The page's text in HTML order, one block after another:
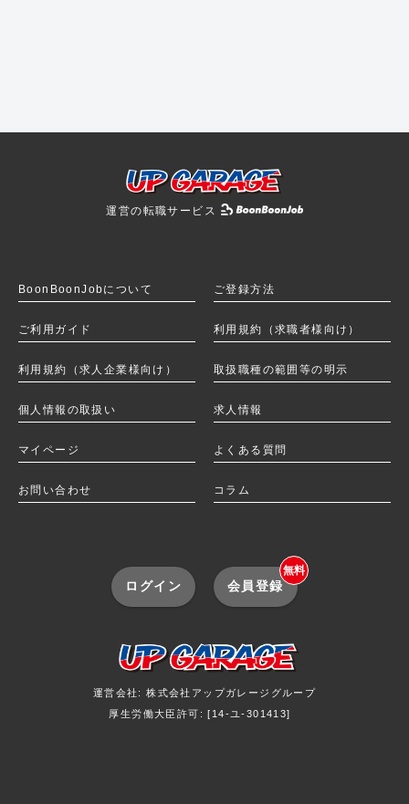
運営の転職サービス
BoonBoonJobについて ご登録方法
ご利用ガイド 利用規約（求職者様向け）
利用規約（求人企業様向け） 取扱職種の範囲等の明示
個人情報の取扱い 求人情報
マイページ よくある質問
お問い合わせ コラム
ログイン 会員登録
無料
運営会社: 株式会社アップガレージグループ
厚生労働大臣許可: [14-ユ-301413]